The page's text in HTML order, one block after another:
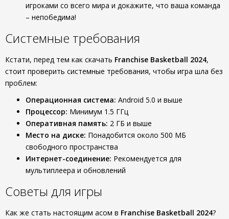
игроками со всего мира и докажите, что ваша команда
– непобедима!
Системные требования
Кстати, перед тем как скачать Franchise Basketball 2024,
стоит проверить системные требования, чтобы игра шла без
проблем:
Операционная система: Android 5.0 и выше
Процессор: Минимум 1.5 ГГц
Оперативная память: 2 ГБ и выше
Место на диске: Понадобится около 500 МБ
свободного пространства
Интернет-соединение: Рекомендуется для
мультиплеера и обновлений
Советы для игры
Как же стать настоящим асом в Franchise Basketball 2024?